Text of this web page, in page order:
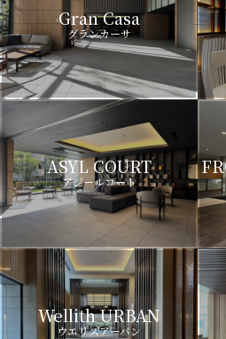
Gran Casa
グランカーサ
ASYL COURT
アジールコート
Wellith URBAN
ウエリスアーバン